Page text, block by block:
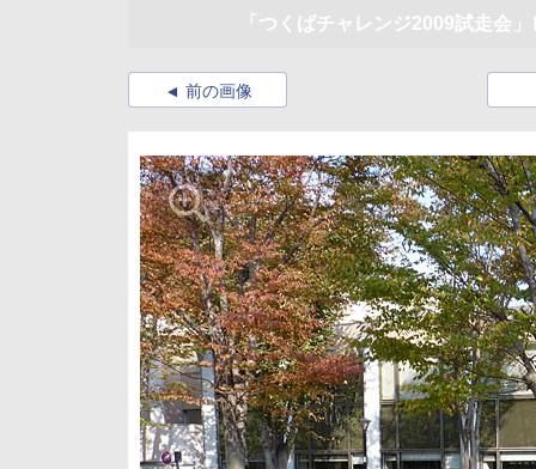
「つくばチャレンジ2009試走会
前の画像